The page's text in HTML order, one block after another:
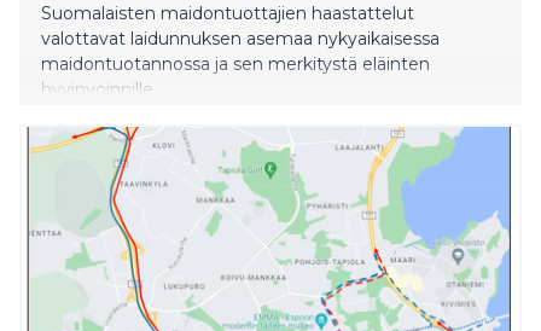
Suomalaisten maidontuottajien haastattelut
valottavat laidunnuksen asemaa nykyaikaisessa
maidontuotannossa ja sen merkitystä eläinten
hyvinvoinnille.